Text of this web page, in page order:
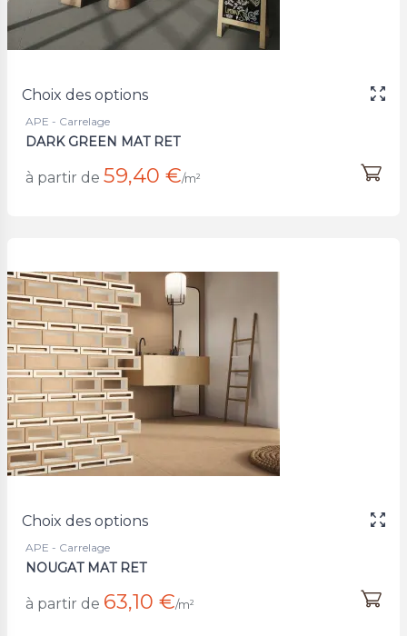
Choix des options
APE - Carrelage
DARK GREEN MAT RET
à partir de 59,40 €/m²
Choix des options
APE - Carrelage
NOUGAT MAT RET
à partir de 63,10 €/m²